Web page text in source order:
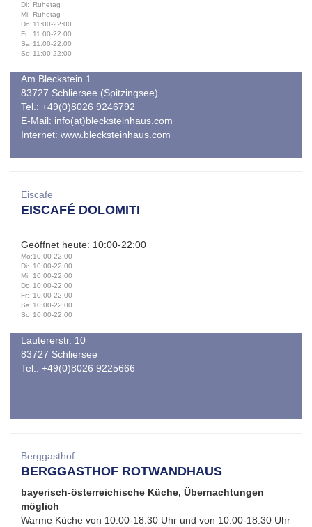
Di:
Ruhetag
Mi: Ruhetag
Do: 11:00-22:00
Fr:
11:00-22:00
Sa: 11:00-22:00
So: 11:00-22:00
Am Bleckstein 1
83727 Schliersee (Spitzingsee)
Tel.: +49(0)8026 9246792
E-Mail: info(at)blecksteinhaus.com
Internet: www.blecksteinhaus.com
Eiscafe
EISCAFÉ DOLOMITI
Geöffnet heute: 10:00-22:00
Mo:10:00-22:00
Di:
10:00-22:00
Mi: 10:00-22:00
Do: 10:00-22:00
Fr:
10:00-22:00
Sa: 10:00-22:00
So: 10:00-22:00
Lautererstr. 10
83727 Schliersee
Tel.: +49(0)8026 9225666
Berggasthof
BERGGASTHOF ROTWANDHAUS
bayerisch-österreichische Küche, Übernachtungen
möglich
Warme Küche von 10:00-18:30 Uhr und von 10:00-18:30 Uhr